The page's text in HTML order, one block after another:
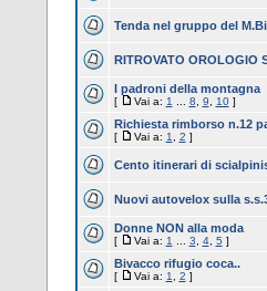
Tenda nel gruppo del
RITROVATO OROLOGIO
I padroni della montagna
[ Vai a: 1 8 9 10]
Richiesta rimborso n.12
[ Vai a: 1 2 ]
Cento itinerari di
Nuovi autovelox sulla
Donne NON alla moda
[ Vai a: 1 3 4, 5 ]
Bivacco rifugio coca..
[ Vai a: 1 2 ]